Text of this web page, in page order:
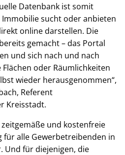
Datenbank ist somit
Immobilie sucht oder anbieten
online darstellen. Die
gemacht – das Portal
und sich nach und nach
oder Räumlichkeiten
wieder herausgenommen“,
Referent
Kreisstadt.
und kostenfreie
für alle Gewerbetreibenden in
Und für diejenigen, die